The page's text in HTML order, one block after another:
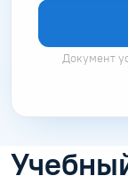
Документ